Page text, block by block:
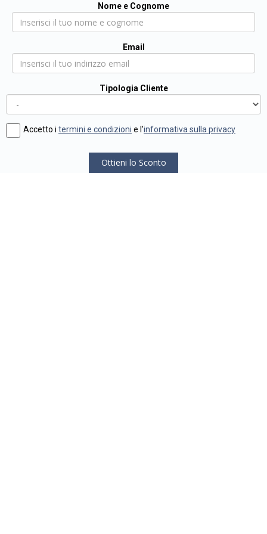
Nome e Cognome
Email
Tipologia Cliente
Accetto i termini e condizioni e l'informativa sulla privacy
Ottieni lo Sconto